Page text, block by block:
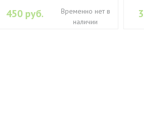
450 руб.
Временно нет в
наличии